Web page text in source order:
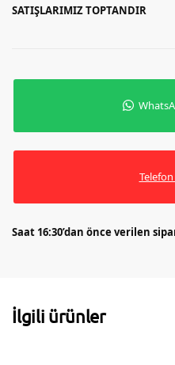
SATIŞLARIMIZ TOPTANDIR
Saat 16:30’dan önce verilen
İlgili ürünler